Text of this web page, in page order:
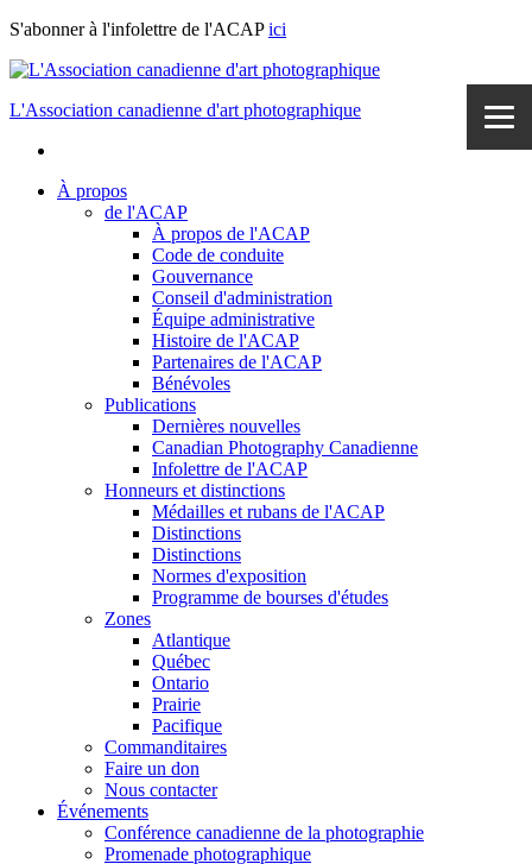
S'abonner à l'infolettre de l'ACAPici
L'Association canadienne d'art photographique
À propos
de l'ACAP
À propos de l'ACAP
Code de conduite
Gouvernance
Conseil d'administration
Équipe administrative
Histoire de l'ACAP
Partenaires de l'ACAP
Bénévoles
Publications
Dernières nouvelles
Canadian Photography Canadienne
Infolettre de l'ACAP
Honneurs et distinctions
Médailles et rubans de l'ACAP
Distinctions
Distinctions
Normes d'exposition
Programme de bourses d'études
Zones
Atlantique
Québec
Ontario
Prairie
Pacifique
Commanditaires
Faire un don
Nous contacter
Événements
Conférence canadienne de la photographie
Promenade photographique